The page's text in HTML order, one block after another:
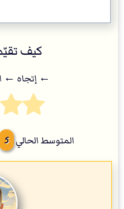
كيف
← إتجاه ←
المتوسط الحالي 5